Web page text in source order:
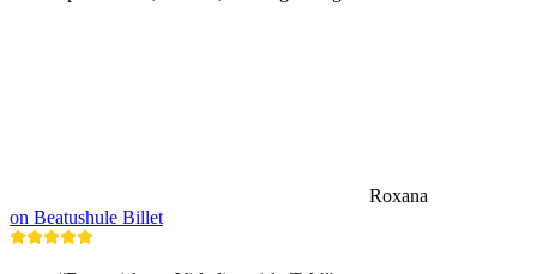
Roxana
on Beatushule Billet